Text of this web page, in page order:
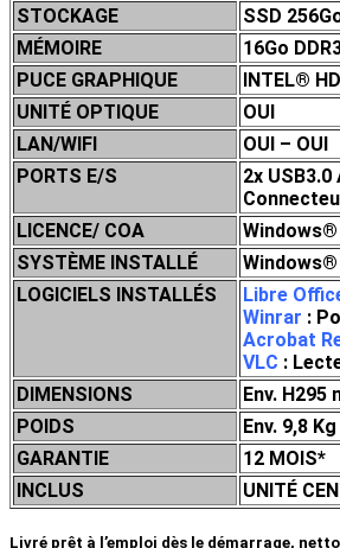
STOCKAGE
SSD
MÉMOIRE
16Go
PUCE GRAPHIQUE
INTEL®
UNITÉ OPTIQUE
OUI
LAN/WIFI
OUI – OUI
PORTS E/S
2x USB3.0
LICENCE/ COA
SYSTÈME INSTALLÉ
LOGICIELS INSTALLÉS
Libre
Winrar :
Acrobat
VLC :
DIMENSIONS
Env. H295
POIDS
Env. 9,8 Kg
GARANTIE
12 MOIS*
INCLUS
UNITÉ
Livré prêt à l’emploi dès le démarrage,